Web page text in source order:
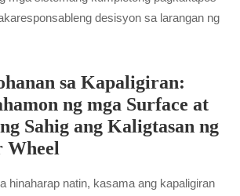
desisyon sa larangan ng
sa Kapaligiran:
ng mga Surface at
Sahig ang Kaligtasan ng
Wheel
hinaharap natin, kasama ang kapaligiran